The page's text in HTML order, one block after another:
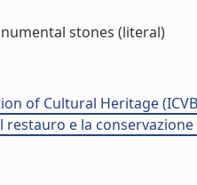
stones (literal)
of Cultural Heritage
e la conservazione